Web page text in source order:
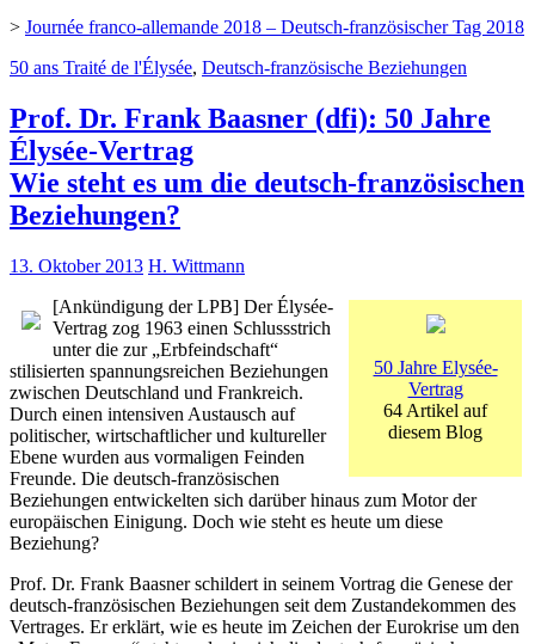
> Journée franco-allemande 2018 – Deutsch-französischer Tag 2018
50 ans Traité de l'Élysée, Deutsch-französische Beziehungen
Prof. Dr. Frank Baasner (dfi): 50 Jahre
Élysée-Vertrag
Wie steht es um die deutsch-französischen
Beziehungen?
13. Oktober 2013 H. Wittmann
50 Jahre Elysée-
Vertrag
64 Artikel auf
diesem Blog
[Ankündigung der LPB] Der Élysée-
Vertrag zog 1963 einen Schlussstrich
unter die zur „Erbfeindschaft“
stilisierten spannungsreichen Beziehungen
zwischen Deutschland und Frankreich.
Durch einen intensiven Austausch auf
politischer, wirtschaftlicher und kultureller
Ebene wurden aus vormaligen Feinden
Freunde. Die deutsch-französischen
Beziehungen entwickelten sich darüber hinaus zum Motor der
europäischen Einigung. Doch wie steht es heute um diese
Beziehung?
Prof. Dr. Frank Baasner schildert in seinem Vortrag die Genese der
deutsch-französischen Beziehungen seit dem Zustandekommen des
Vertrages. Er erklärt, wie es heute im Zeichen der Eurokrise um den